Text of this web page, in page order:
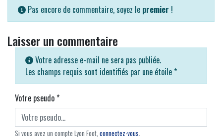
Pas encore de commentaire, soyez le premier !
Laisser un commentaire
Votre adresse e-mail ne sera pas publiée.
Les champs requis sont identifiés par une étoile *
Votre pseudo*
Si vous avez un compte Lyon Foot, connectez-vous.